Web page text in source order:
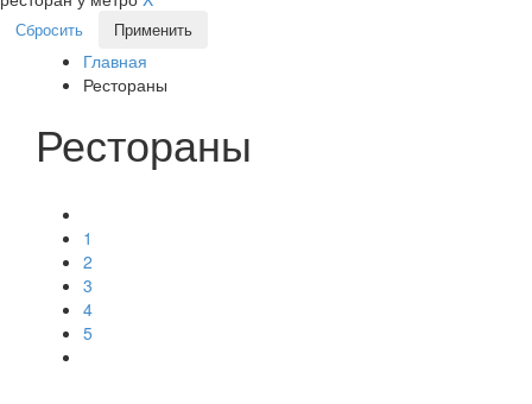
Сбросить Применить
Главная
Рестораны
Рестораны
1
2
3
4
5